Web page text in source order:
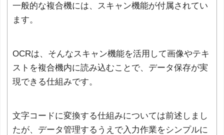
一般的な複合機には、スキャン機能が付属されてい
ます。
OCRは、そんなスキャン機能を活用して画像やテキ
ストを複合機内に読み込むことで、データ保存が実
現できる仕組みです。
文字コードに変換する仕組みについては前述しまし
たが、データ管理するうえで入力作業をシンプルに